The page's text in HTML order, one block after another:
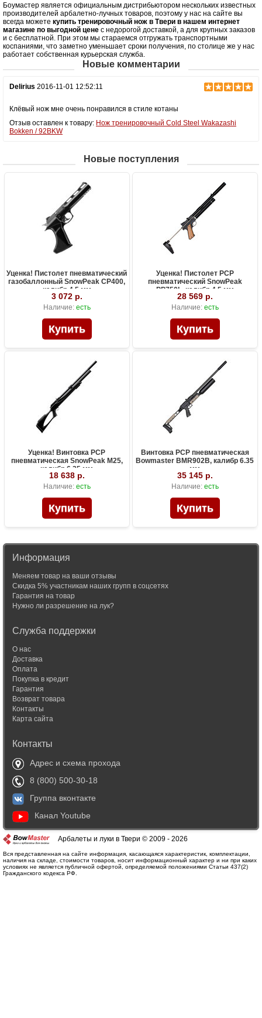
Боумастер является официальным дистрибьютором нескольких известных
производителей арбалетно-лучных товаров, поэтому у нас на сайте вы
всегда можете купить тренировочный нож в Твери в нашем интернет
магазине по выгодной цене с недорогой доставкой, а для крупных заказов
и с бесплатной. При этом мы стараемся отгружать транспортными
коспаниями, что заметно уменьшает сроки получения, по столице же у нас
работает собственная курьерская служба.
Новые комментарии
Delirius 2016-11-01 12:52:11
Клёвый нож мне очень понравился в стиле котаны
Отзыв оставлен к товару: Нож тренировочный Cold Steel Wakazashi
Bokken / 92BKW
Новые поступления
Уценка! Пистолет пневматический
газобаллонный SnowPeak CP400,
калибр 4.5 мм
3 072 р.
Наличие: есть
Уценка! Пистолет PCP
пневматический SnowPeak
PP750L, калибр 4.5 мм
28 569 р.
Наличие: есть
Уценка! Винтовка PCP
пневматическая SnowPeak M25,
калибр 6.35 мм
18 638 р.
Наличие: есть
Винтовка PCP пневматическая
Bowmaster BMR902B, калибр 6.35
мм
35 145 р.
Наличие: есть
Информация
Меняем товар на ваши отзывы
Скидка 5% участникам наших групп в соцсетях
Гарантия на товар
Нужно ли разрешение на лук?
Служба поддержки
О нас
Доставка
Оплата
Покупка в кредит
Гарантия
Возврат товара
Контакты
Карта сайта
Контакты
Адрес и схема прохода
8 (800) 500-30-18
Группа вконтакте
Канал Youtube
Арбалеты и луки в Твери © 2009 - 2026
Вся представленная на сайте информация, касающаяся характеристик, комплектации,
наличия на складе, стоимости товаров, носит информационный характер и ни при каких
условиях не является публичной офертой, определяемой положениями Статьи 437(2)
Гражданского кодекса РФ.